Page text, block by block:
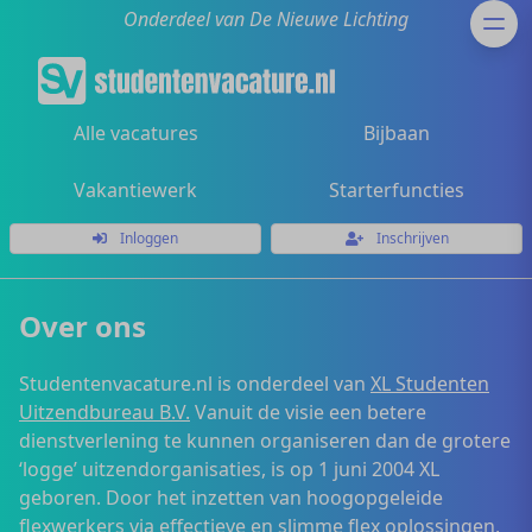
Onderdeel van De Nieuwe Lichting
Alle vacatures Bijbaan
Vakantiewerk Starterfuncties
Inloggen Inschrijven
Over ons
Studentenvacature.nl is onderdeel van XL Studenten
Uitzendbureau B.V. Vanuit de visie een betere
dienstverlening te kunnen organiseren dan de grotere
‘logge’ uitzendorganisaties, is op 1 juni 2004 XL
geboren. Door het inzetten van hoogopgeleide
flexwerkers via effectieve en slimme flex oplossingen,